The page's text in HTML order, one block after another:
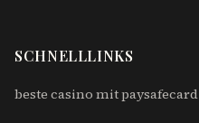
SCHNELLLINKS
beste casino mit paysafecard